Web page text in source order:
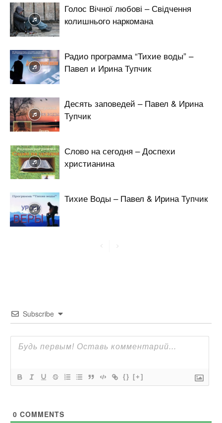
Голос Вічної любові – Свідчення
колишнього наркомана
Радио программа “Тихие воды” –
Павел и Ирина Тупчик
Десять заповедей – Павел & Ирина
Тупчик
Слово на сегодня – Доспехи
христианина
Тихие Воды – Павел & Ирина Тупчик
Subscribe
{} [+]
0 COMMENTS